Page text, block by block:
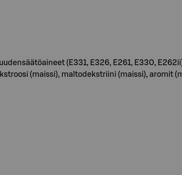
(E331, E326, E261, E330,
(maissi), maltodekstriini (maissi), aromit